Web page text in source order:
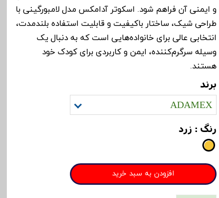
و ایمنی آن فراهم شود. اسکوتر آدامکس مدل لامبورگینی با
طراحی شیک، ساختار باکیفیت و قابلیت استفاده بلندمدت،
انتخابی عالی برای خانواده‌هایی است که به دنبال یک
وسیله سرگرم‌کننده، ایمن و کاربردی برای کودک خود
هستند.
برند
ADAMEX
رنگ : زرد
افزودن به سبد خرید